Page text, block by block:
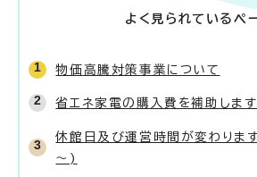
よく見られているペ
物価高騰対策事業について
省エネ家電の購入費を補助します
休館日及び運営時間が変わりま
～)